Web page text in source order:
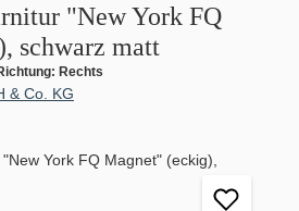
von 0 von 5 Sternen
"New York FQ
schwarz matt
Rechts
& Co. KG